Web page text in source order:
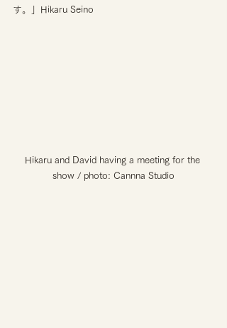
す。」Hikaru Seino
Hikaru and David having a meeting for the
show / photo: Cannna Studio